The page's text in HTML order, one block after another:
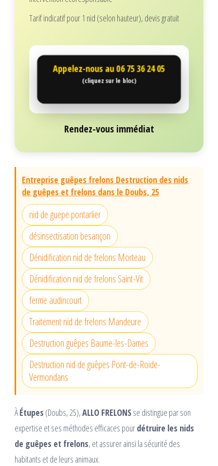
Tarif indicatif pour 1 nid (selon hauteur), devis gratuit
Appelez-nous au06 75 36 24 05
(cliquez sur le bloc)
Rendez-vous immédiat
Entreprise guêpes frelons Destruction des nids
de guêpes et frelons dans le Doubs, 25
nid de guepe pontarlier
désinsectisation besançon
Dénidification nid de frelons Morteau
Dénidification nid de frelons Saint-Vit
ferme audincourt
Traitement nid de frelons Mandeure
Destruction guêpes Baume-les-Dames
Destruction nid de guêpes Pont-de-Roide-
Vermondans
ÀÉtupes (Doubs, 25),ALLO FRELONSse distingue par son
expertise et ses méthodes efficaces pourdétruire les nids
de guêpes et frelons, et assurer ainsi la sécurité des
habitants et de leurs animaux.